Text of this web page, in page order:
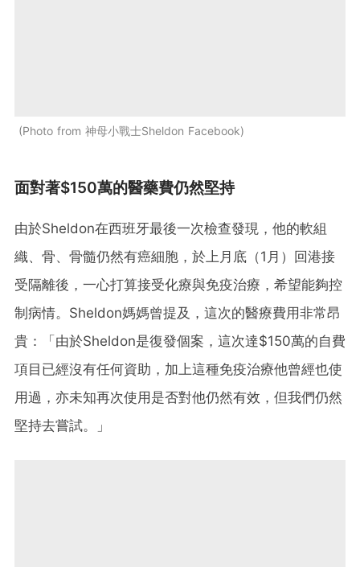
Photo from 神母小戰士Sheldon Facebook
面對著$150萬的醫藥費仍然堅持
由於Sheldon在西班牙最後一次檢查發現，他的軟組
織、骨、骨髓仍然有癌細胞，於上月底（1月）回港接
受隔離後，一心打算接受化療與免疫治療，希望能夠控
制病情。Sheldon媽媽曾提及，這次的醫療費用非常昂
貴：「由於Sheldon是復發個案，這次達$150萬的自費
項目已經沒有任何資助，加上這種免疫治療他曾經也使
用過，亦未知再次使用是否對他仍然有效，但我們仍然
堅持去嘗試。」